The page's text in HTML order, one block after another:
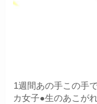
1週間あの手この手
カ女子●生のあこが